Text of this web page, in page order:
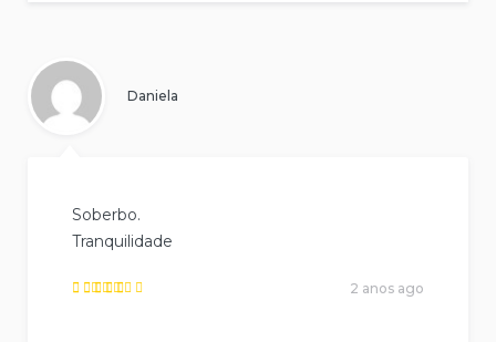
Daniela
Soberbo.
Tranquilidade
2 anos ago